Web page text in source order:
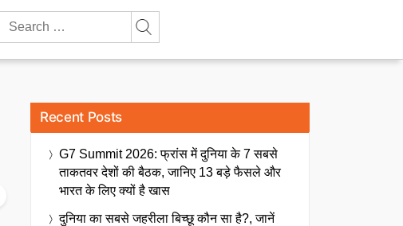
Search
Recent Posts
G7 Summit 2026: फ्रांस में दुनिया के 7 सबसे
ताकतवर देशों की बैठक, जानिए 13 बड़े फैसले और
भारत के लिए क्यों है खास
दुनिया का सबसे जहरीला बिच्छू कौन सा है?, जानें